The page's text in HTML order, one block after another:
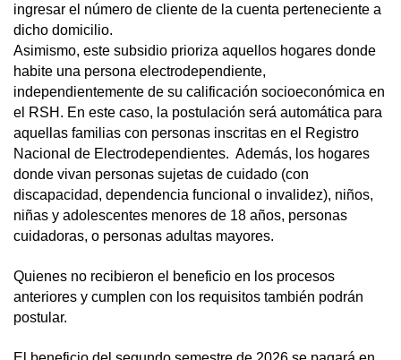
ingresar el número de cliente de la cuenta perteneciente a
dicho domicilio.
Asimismo, este subsidio prioriza aquellos hogares donde
habite una persona electrodependiente,
independientemente de su calificación socioeconómica en
el RSH. En este caso, la postulación será automática para
aquellas familias con personas inscritas en el Registro
Nacional de Electrodependientes. Además, los hogares
donde vivan personas sujetas de cuidado (con
discapacidad, dependencia funcional o invalidez), niños,
niñas y adolescentes menores de 18 años, personas
cuidadoras, o personas adultas mayores.
Quienes no recibieron el beneficio en los procesos
anteriores y cumplen con los requisitos también podrán
postular.